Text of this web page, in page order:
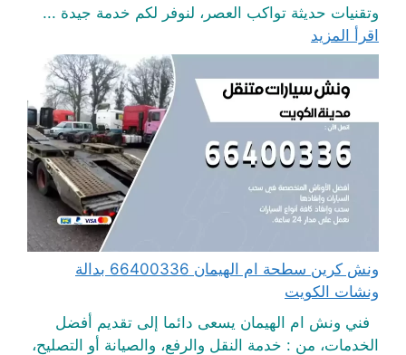
وتقنيات حديثة تواكب العصر، لنوفر لكم خدمة جيدة ...
اقرأ المزيد
ونش كرين سطحة ام الهيمان 66400336 بدالة
ونشات الكويت
فني ونش ام الهيمان يسعى دائما إلى تقديم أفضل
الخدمات، من : خدمة النقل والرفع، والصيانة أو التصليح،